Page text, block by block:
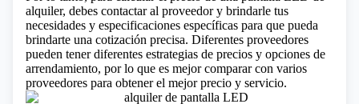
alquiler, debes contactar al proveedor y brindarle tus
necesidades y especificaciones específicas para que pueda
brindarte una cotización precisa. Diferentes proveedores
pueden tener diferentes estrategias de precios y opciones de
arrendamiento, por lo que es mejor comparar con varios
proveedores para obtener el mejor precio y servicio.